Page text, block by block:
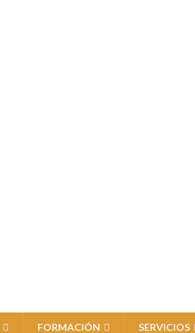
FORMACIÓN SERVICIOS